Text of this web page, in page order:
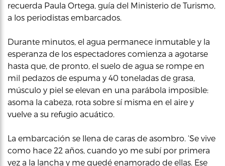
recuerda Paula Ortega, guía del Ministerio de Turismo,
a los periodistas embarcados.
Durante minutos, el agua permanece inmutable y la
esperanza de los espectadores comienza a agotarse
hasta que, de pronto, el suelo de agua se rompe en
mil pedazos de espuma y 40 toneladas de grasa,
músculo y piel se elevan en una parábola imposible:
asoma la cabeza, rota sobre sí misma en el aire y
vuelve a su refugio acuático.
La embarcación se llena de caras de asombro. ‘Se vive
como hace 22 años, cuando yo me subí por primera
vez a la lancha y me quedé enamorado de ellas. Ese